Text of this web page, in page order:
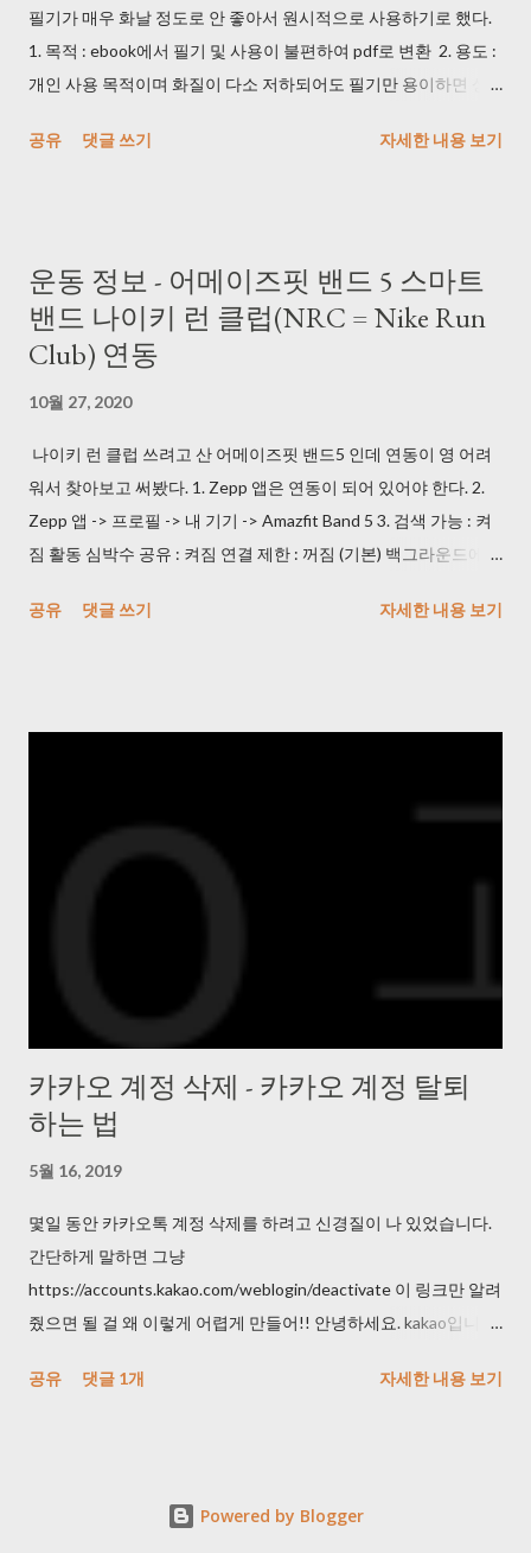
필기가 매우 화날 정도로 안 좋아서 원시적으로 사용하기로 했다.
1. 목적 : ebook에서 필기 및 사용이 불편하여 pdf로 변환 2. 용도 :
개인 사용 목적이며 화질이 다소 저하되어도 필기만 용이하면 상
문에 프로그램으로는 촬영이 안 되는 것을 확인했다. (사실 개인 사
상이 있긴 해도 괜찮았다. (2) AutoClick.exe
> http://bestsoftwarecenter.blogspot.com/2011/02/autoclick-
22.html 이 걸로 잘 사용했다. 3초마다 한 번 클릭하도록 사용했다.
Video to JPG Converter >
https://www.dvdvideosoft.com/products/dvd/Free-Video-to-
JPG-Converter.htm (240826: 다운로드 시 정상적으로 되지 않아
서 URL 수정) 일 하면서 듀얼 모니터에 켜 놨는데 속도가 괜찮았다.
* Every frame 으로 사용해야 한다. 4) 중복 사진 제거해주는 프로
title=Main_Page 생각보다 느리니 퇴근시에 걸어놓고 가면 된다.
공유 댓글 쓰기 자세한 내용 보기
운동 정보 - 어메이즈핏 밴드 5 스마트
밴드 나이키 런 클럽(NRC = Nike Run
Club) 연동
10월 27, 2020
나이키 런 클럽 쓰려고 산 어메이즈핏 밴드5 인데 연동이 영 어려
워서 찾아보고 써봤다. 1. Zepp 앱은 연동이 되어 있어야 한다. 2.
Zepp 앱 -> 프로필 -> 내 기기 -> Amazfit Band 5 3. 검색 가능 : 켜
짐 활동 심박수 공유 : 켜짐 연결 제한 : 꺼짐 (기본) 백그라운드에서
-> 기기 5. 심박수 표시 -> 블루투스에서 AmazFit Band 5 누르고
공유 댓글 쓰기 자세한 내용 보기
카카오 계정 삭제 - 카카오 계정 탈퇴
하는 법
5월 16, 2019
몇일 동안 카카오톡 계정 삭제를 하려고 신경질이 나 있었습니다.
간단하게 말하면 그냥
https://accounts.kakao.com/weblogin/deactivate 이 링크만 알려
줬으면 될 걸 왜 이렇게 어렵게 만들어!! 안녕하세요. kakao입니다.
주셔서 감사합니다. 카카오에서는 고객님의 카카오계정을 임의로
함하여 카카오스토리, 카카오게임, 카카오페이지 등 다른 카카오
공유 댓글 1개 자세한 내용 보기
Powered by Blogger